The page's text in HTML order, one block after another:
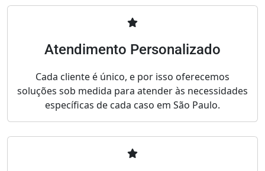
Atendimento Personalizado
Cada cliente é único, e por isso oferecemos
soluções sob medida para atender às necessidades
específicas de cada caso em São Paulo.